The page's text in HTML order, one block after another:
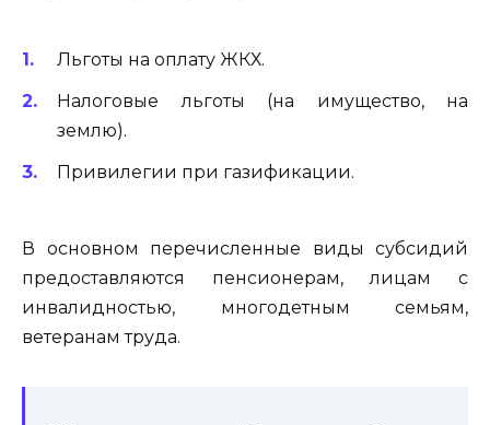
Льготы на оплату ЖКХ.
Налоговые льготы (на имущество, на
землю).
Привилегии при газификации.
В основном перечисленные виды субсидий
предоставляются пенсионерам, лицам с
инвалидностью, многодетным семьям,
ветеранам труда.